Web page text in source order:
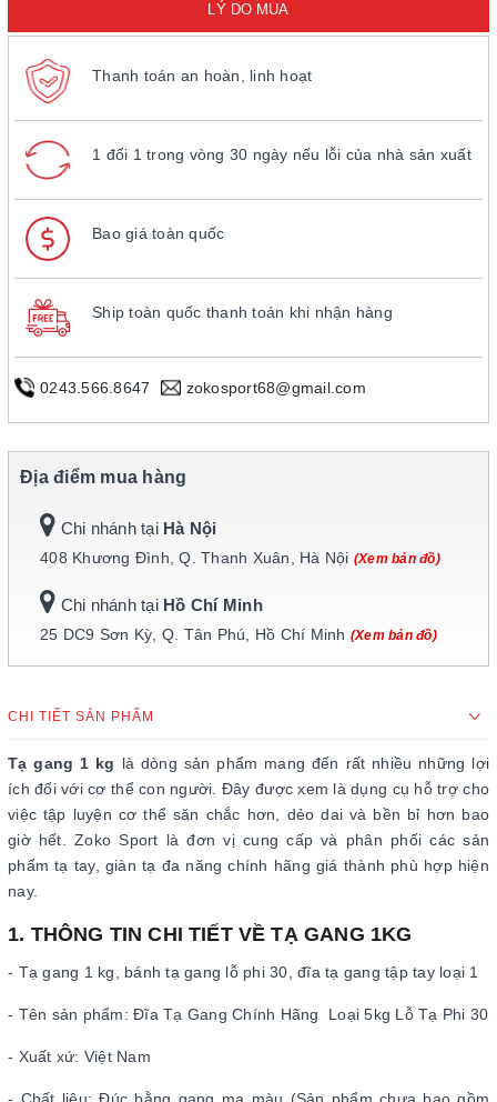
LÝ DO MUA
Thanh toán an hoàn, linh hoạt
1 đổi 1 trong vòng 30 ngày nếu lỗi của nhà sản xuất
Bao giá toàn quốc
Ship toàn quốc thanh toán khi nhận hàng
0243.566.8647 zokosport68@gmail.com
Địa điểm mua hàng
Chi nhánh tại Hà Nội
408 Khương Đình, Q. Thanh Xuân, Hà Nội (Xem bản đồ)
Chi nhánh tại Hồ Chí Minh
25 DC9 Sơn Kỳ, Q. Tân Phú, Hồ Chí Minh (Xem bản đồ)
CHI TIẾT SẢN PHẨM
Tạ gang 1 kg là dòng sản phẩm mang đến rất nhiều những lợi
ích đối với cơ thể con người. Đây được xem là dụng cụ hỗ trợ cho
việc tập luyện cơ thể săn chắc hơn, dẻo dai và bền bỉ hơn bao
giờ hết. Zoko Sport là đơn vị cung cấp và phân phối các sản
phẩm tạ tay, giàn tạ đa năng chính hãng giá thành phù hợp hiện
nay.
1. THÔNG TIN CHI TIẾT VỀ TẠ GANG 1KG
- Tạ gang 1 kg, bánh tạ gang lỗ phi 30, đĩa tạ gang tập tay loại 1
- Tên sản phẩm: Đĩa Tạ Gang Chính Hãng Loại 5kg Lỗ Tạ Phi 30
- Xuất xứ: Việt Nam